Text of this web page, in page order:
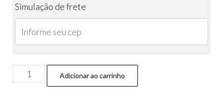
Simulação de frete
Adicionar ao carrinho